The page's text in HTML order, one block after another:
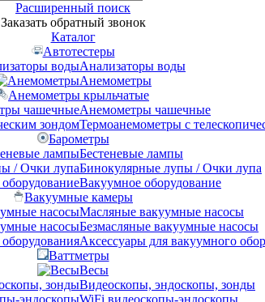
Расширенный поиск
Заказать обратный звонок
Каталог
Автотестеры
Анализаторы воды
Анемометры
Анемометры крыльчатые
Анемометры чашечные
Термоанемометры с
Барометры
Бестеневые лампы
Бинокулярные лупы / Очки лупа
Вакуумное оборудование
Вакуумные камеры
Масляные вакуумные насосы
Безмасляные вакуумные насосы
Аксессуары для вакуумного
Ваттметры
Весы
Видеоскопы, эндоскопы, зонды
WiFi видеоскопы-эндоскопы